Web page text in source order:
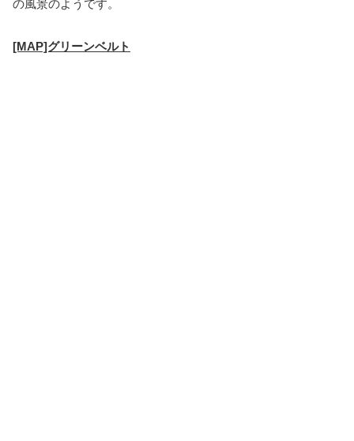
の風景のようです。
[MAP]グリーンベルト